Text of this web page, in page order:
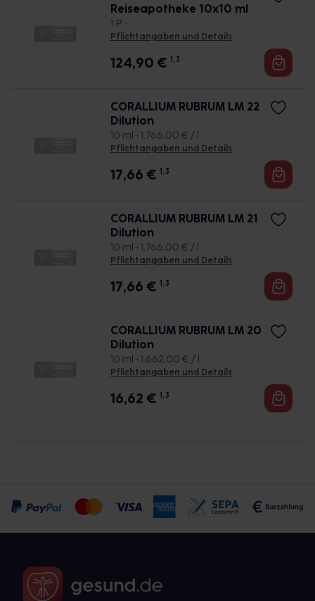
Reiseapotheke 10x10 ml
1 P •
Pflichtangaben und Details
124,90 € 1, 3
CORALLIUM RUBRUM LM 22
Dilution
10 ml • 1.766,00 € / l
Pflichtangaben und Details
17,66 € 1, 3
CORALLIUM RUBRUM LM 21
Dilution
10 ml • 1.766,00 € / l
Pflichtangaben und Details
17,66 € 1, 3
CORALLIUM RUBRUM LM 20
Dilution
10 ml • 1.662,00 € / l
Pflichtangaben und Details
16,62 € 1, 3